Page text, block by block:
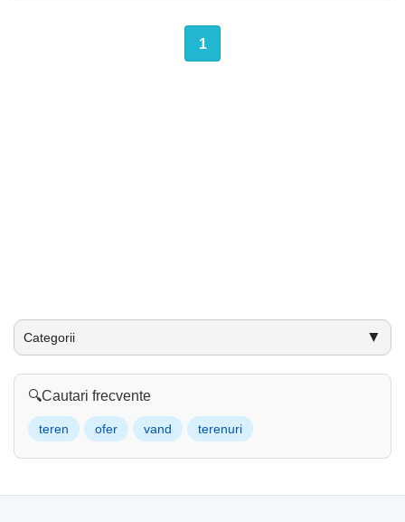
1
Categorii ▼
🔍Cautari frecvente
teren ofer vand terenuri